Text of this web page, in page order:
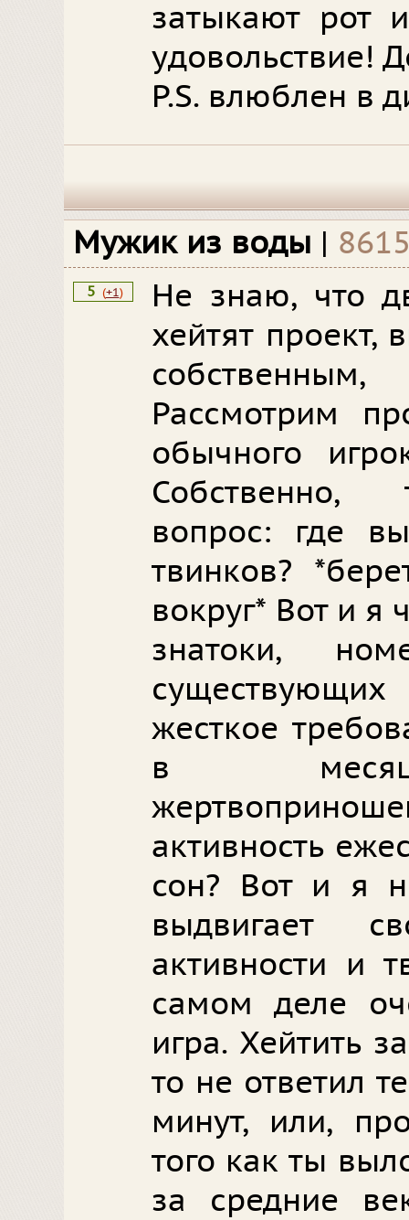
затыкают рот
удовольствие!
P.S. влюблен в
Мужик из воды |
5 (+1)
Не знаю, что
хейтят проект,
Рассмотрим
обычного
Собственно,
вопрос: где
твинков?
вокруг* Вот и я
знатоки,
жесткое
в месяц,
активность
сон? Вот и я
выдвигает
активности и
самом деле
игра. Хейтить
то не ответил
минут, или,
того как ты
за средние